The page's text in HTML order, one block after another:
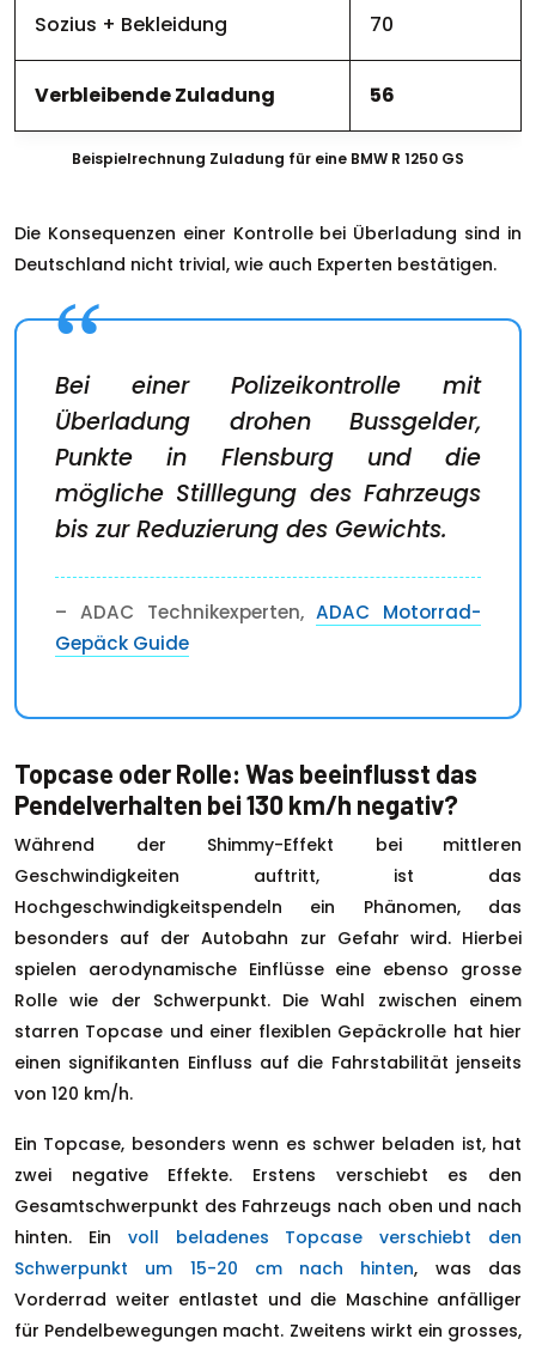
Beispielrechnung Zuladung für eine BMW R 1250 GS
Sozius + Bekleidung 70
Verbleibende Zuladung 56
Die Konsequenzen einer Kontrolle bei Überladung sind in
Deutschland nicht trivial, wie auch Experten bestätigen.
Bei einer Polizeikontrolle mit
Überladung drohen Bussgelder,
Punkte in Flensburg und die
mögliche Stilllegung des Fahrzeugs
bis zur Reduzierung des Gewichts.
– ADAC Technikexperten,ADAC Motorrad-
Gepäck Guide
Topcase oder Rolle: Was beeinflusst das
Pendelverhalten bei 130 km/h negativ?
Während der Shimmy-Effekt bei mittleren
Geschwindigkeiten auftritt, ist das
Hochgeschwindigkeitspendeln ein Phänomen, das
besonders auf der Autobahn zur Gefahr wird. Hierbei
spielen aerodynamische Einflüsse eine ebenso grosse
Rolle wie der Schwerpunkt. Die Wahl zwischen einem
starren Topcase und einer flexiblen Gepäckrolle hat hier
einen signifikanten Einfluss auf die Fahrstabilität jenseits
von 120 km/h.
Ein Topcase, besonders wenn es schwer beladen ist, hat
zwei negative Effekte. Erstens verschiebt es den
Gesamtschwerpunkt des Fahrzeugs nach oben und nach
hinten. Ein voll beladenes Topcase verschiebt den
Schwerpunkt um 15-20 cm nach hinten, was das
Vorderrad weiter entlastet und die Maschine anfälliger
für Pendelbewegungen macht. Zweitens wirkt ein grosses,